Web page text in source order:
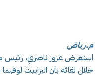
م.رياض
استعرض عزوز ناصري، رئيس
خلال لقائه بآن اليزابيث